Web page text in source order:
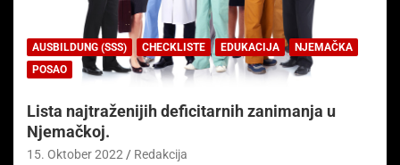
AUSBILDUNG (SSS) CHECKLISTE EDUKACIJA
NJEMAČKA
POSAO
Lista najtraženijih deficitarnih zanimanja u
Njemačkoj.
15. Oktober 2022 Redakcija